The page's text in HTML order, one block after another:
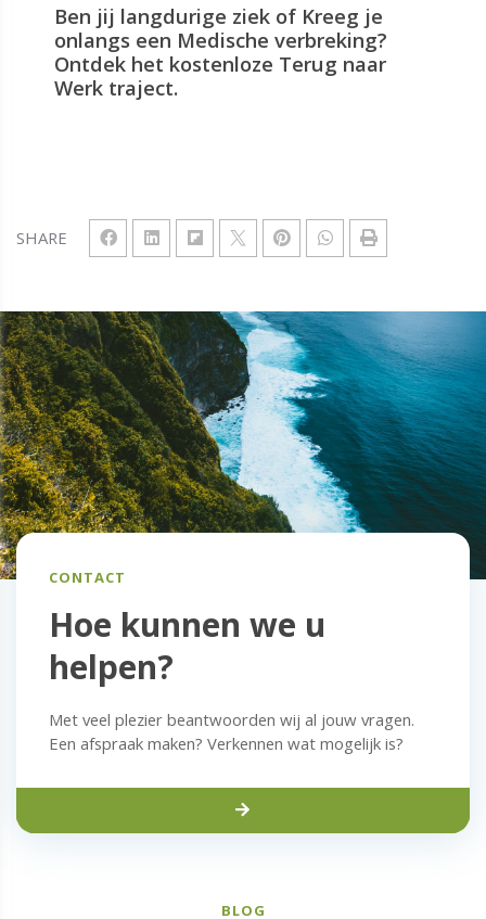
SHARE
Ben jij langdurige ziek of Kreeg je
onlangs een Medische verbreking?
Ontdek het kostenloze Terug naar
Werk traject.
CONTACT
Hoe kunnen we u
helpen?
Met veel plezier beantwoorden wij al jouw vragen.
Een afspraak maken? Verkennen wat mogelijk is?
BLOG